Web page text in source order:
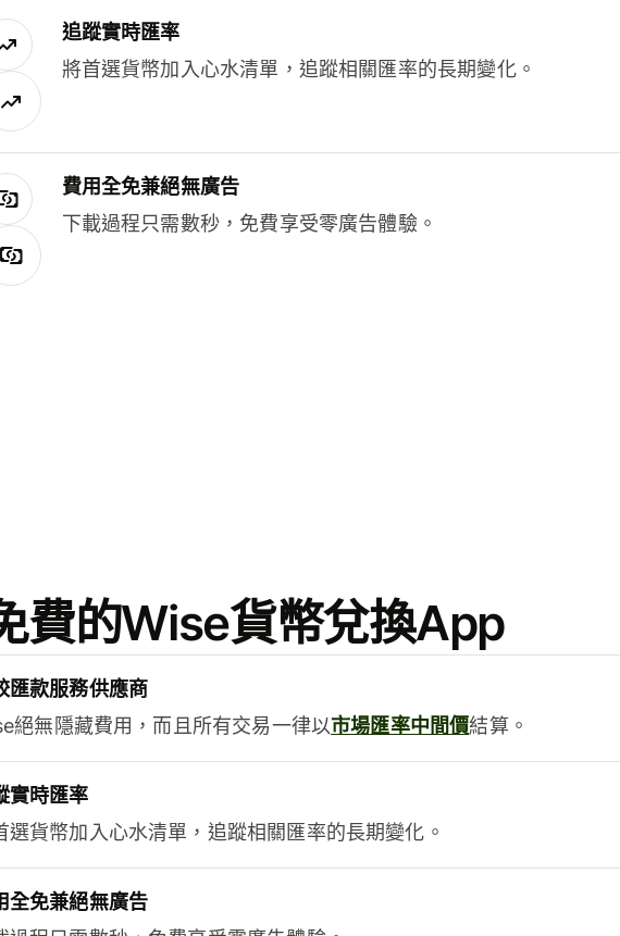
追蹤實時匯率
將首選貨幣加入心水清單，追蹤相關匯率的長期變化。
費用全免兼絕無廣告
下載過程只需數秒，免費享受零廣告體驗。
費的Wise貨幣兌換App
匯款服務供應商
絕無隱藏費用，而且所有交易一律以市場匯率中間價結算。
實時匯率
選貨幣加入心水清單，追蹤相關匯率的長期變化。
全免兼絕無廣告